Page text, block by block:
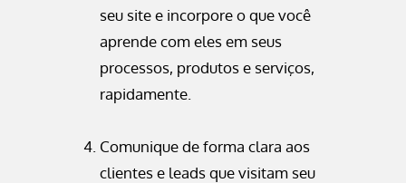
seu site e incorpore o que você
aprende com eles em seus
processos, produtos e serviços,
rapidamente.
Comunique de forma clara aos
clientes e leads que visitam seu